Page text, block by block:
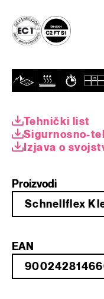
Tehnički list
Sigurnosno-
Izjava o
Proizvodi
EAN